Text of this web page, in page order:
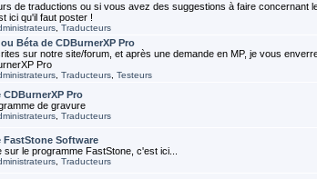
de traductions ou si vous avez des suggestions à faire concernant
ici qu'il faut poster !
, Traducteurs
Béta de CDBurnerXP Pro
sur notre site/forum, et après une demande en MP, je vous
Pro
, Traducteurs, Testeurs
Pro
de gravure
, Traducteurs
Software
le programme FastStone, c'est ici...
, Traducteurs